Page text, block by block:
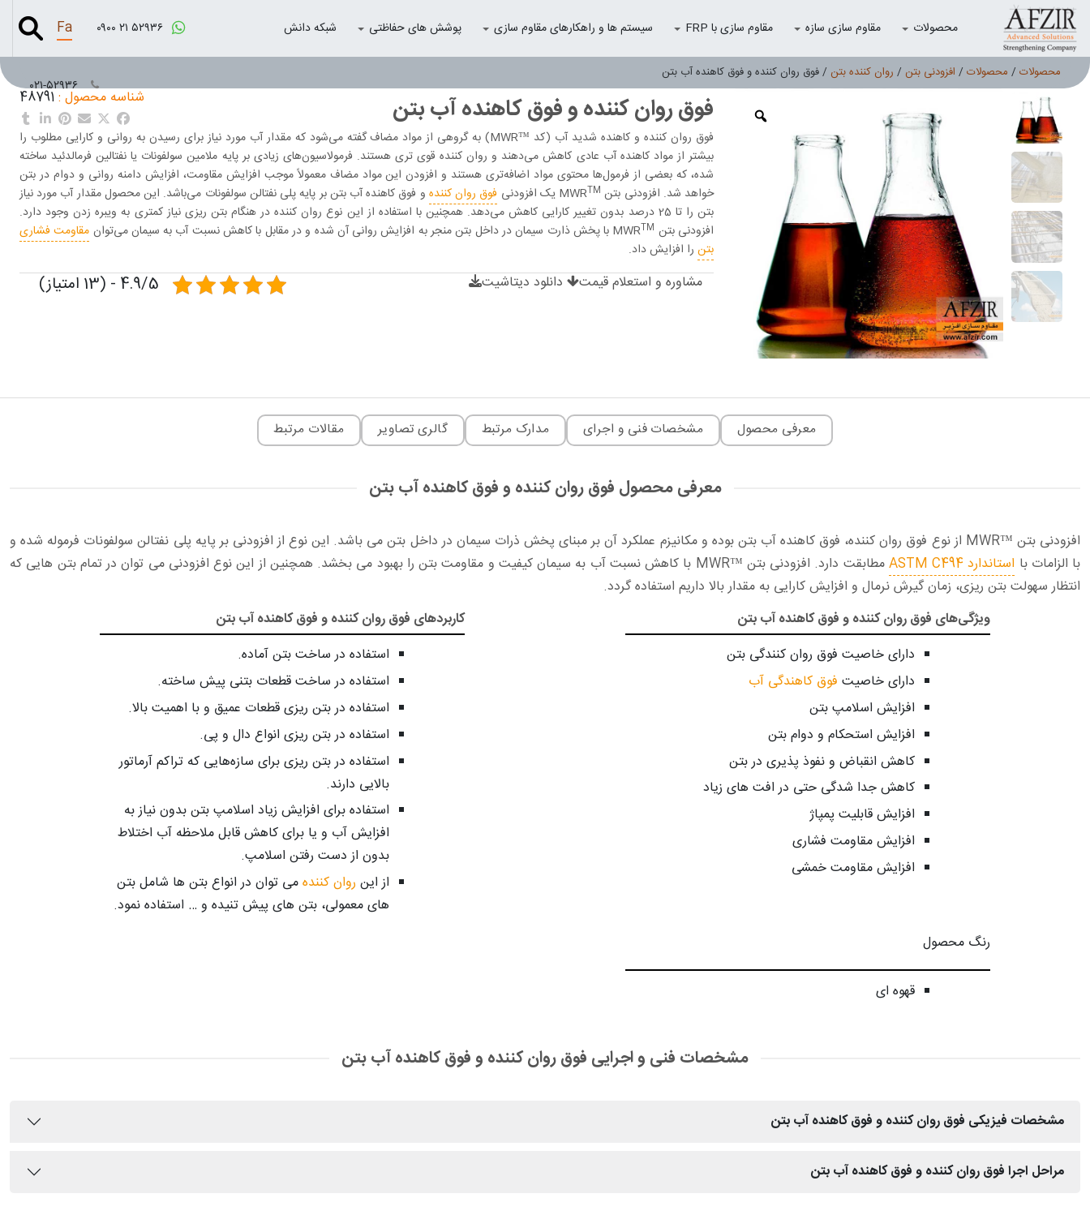
Fa محصولات مقاوم سازی سازه مقاوم سازی با FRP سیستم ها و راهکارهای مقاوم سازی پوشش های حفاظتی شبکه دانش ۰۹۰۰ ۲۱ ۵۲۹۳۶
۰۲۱-۵۲۹۳۶
محصولات / محصولات / افزودنی بتن / روان کننده بتن / فوق روان کننده و فوق کاهنده آب بتن
فوق روان کننده و فوق کاهنده آب بتن شناسه محصول :48791
فوق روان کننده‌ و کاهنده‌ شدید آب (کد ™MWR) به گروهی از مواد مضاف گفته می‌شود که مقدار آب مورد نیاز برای رسیدن به روانی و کارایی مطلوب را
بیشتر از مواد کاهنده آب عادی کاهش می‌دهند و روان کننده قوی تری هستند. فرمولاسیون‌های زیادی بر پایه ملامین سولفونات یا نفتالین فرمالدئید ساخته
شده، که بعضی از فرمول‌ها محتوی مواد اضافه‌تری هستند و افزودن این مواد مضاف معمولاً موجب افزایش مقاومت، افزایش دامنه روانی و دوام در بتن
خواهد شد. افزودنی بتن MWR TM یک افزودنی فوق روان کننده و فوق کاهنده آب بتن بر پایه پلی نفتالن سولفونات می‌باشد. این محصول مقدار آب مورد نیاز
بتن را تا 25 درصد بدون تغییر کارایی کاهش می‌دهد. همچنین با استفاده از این نوع روان کننده در هنگام بتن ریزی نیاز کمتری به ویبره زدن وجود دارد.
افزودنی بتن MWR TM با پخش ذارت سیمان در داخل بتن منجر به افزایش روانی آن شده و در مقابل با کاهش نسبت آب به سیمان می‌توان مقاومت فشاری
بتن را افزایش داد.
مشاوره و استعلام قیمت دانلود دیتاشیت 4.9/5 - (13 امتیاز)
معرفی محصول مشخصات فنی و اجرای مدارک مرتبط گالری تصاویر مقالات مرتبط
معرفی محصول فوق روان کننده و فوق کاهنده آب بتن
افزودنی بتن ™MWR از نوع فوق روان کننده، فوق کاهنده آب بتن بوده و مکانیزم عملکرد آن بر مبنای پخش ذرات سیمان در داخل بتن می باشد. این نوع از افزودنی بر پایه پلی نفتالن سولفونات فرموله شده و
با الزامات با استاندارد ASTM C494
مطابقت دارد. افزودنی بتن ™MWR با کاهش نسبت آب به سیمان کیفیت و مقاومت بتن را بهبود می بخشد. همچنین از این نوع افزودنی می توان در تمام بتن هایی که
انتظار سهولت بتن ریزی، زمان گیرش نرمال و افزایش کارایی به مقدار بالا داریم استفاده گردد.
ویژگی‌های فوق روان کننده و فوق کاهنده آب بتن
دارای خاصیت فوق روان کنندگی بتن
دارای خاصیت فوق کاهندگی آب
افزایش اسلامپ بتن
افزایش استحکام و دوام بتن
کاهش انقباض و نفوذ پذیری در بتن
کاهش جدا شدگی حتی در افت های زیاد
افزایش قابلیت پمپاژ
افزایش مقاومت فشاری
افزایش مقاومت خمشی
کاربردهای فوق روان کننده و فوق کاهنده آب بتن
استفاده در ساخت بتن آماده.
استفاده در ساخت قطعات بتنی پیش ساخته.
استفاده در بتن ریزی قطعات عمیق و با اهمیت بالا.
استفاده در بتن ریزی انواع دال و پی.
استفاده در بتن ریزی برای سازه‌هایی که تراکم آرماتور
بالایی دارند.
استفاده برای افزایش زیاد اسلامپ بتن بدون نیاز به
افزایش آب و یا برای کاهش قابل ملاحظه آب اختلاط
بدون از دست رفتن اسلامپ.
از این روان کنندهمی توان در انواع بتن ها شامل بتن
های معمولی، بتن های پیش تنیده و … استفاده نمود.
رنگ محصول
قهوه ای
مشخصات فنی و اجرایی فوق روان کننده و فوق کاهنده آب بتن
مشخصات فیزیکی فوق روان کننده و فوق کاهنده آب بتن
مراحل اجرا فوق روان کننده و فوق کاهنده آب بتن